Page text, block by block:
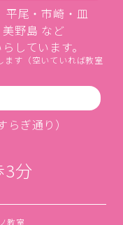
平尾・市崎・皿
野島 など
しています。
ます（空いていれば教室
ぎ通り）
分
教室